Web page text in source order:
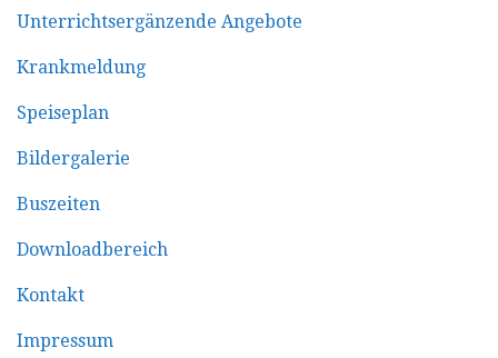
Unterrichtsergänzende Angebote
Krankmeldung
Speiseplan
Bildergalerie
Buszeiten
Downloadbereich
Kontakt
Impressum